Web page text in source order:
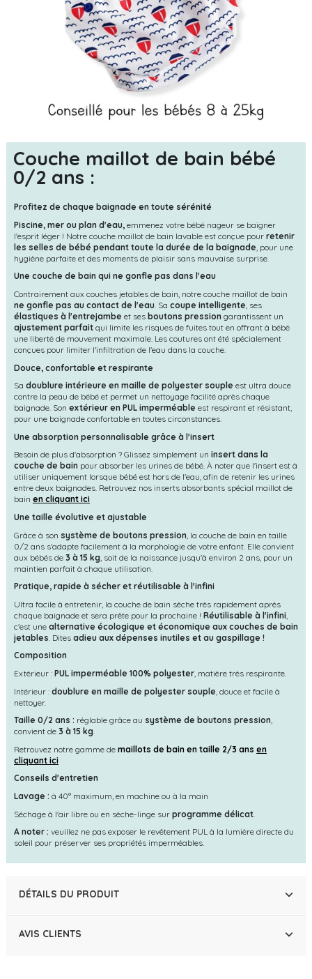
Couche maillot de bain bébé
0/2 ans :
Profitez de chaque baignade en toute sérénité
Piscine, mer ou plan d'eau, emmenez votre bébé nageur se baigner
l'esprit léger ! Notre couche maillot de bain lavable est conçue pour retenir
les selles de bébé pendant toute la durée de la baignade , pour une
hygiène parfaite et des moments de plaisir sans mauvaise surprise.
Une couche de bain qui ne gonfle pas dans l'eau
Contrairement aux couches jetables de bain, notre couche maillot de bain
ne gonfle pas au contact de l'eau. Sa coupe intelligente, ses
élastiques à l'entrejambe et ses boutons pression garantissent un
ajustement parfait qui limite les risques de fuites tout en offrant à bébé
une liberté de mouvement maximale. Les coutures ont été spécialement
conçues pour limiter l'infiltration de l'eau dans la couche.
Douce, confortable et respirante
Sa doublure intérieure en maille de polyester souple est ultra douce
contre la peau de bébé et permet un nettoyage facilité après chaque
baignade. Son extérieur en PUL imperméable est respirant et résistant,
pour une baignade confortable en toutes circonstances.
Une absorption personnalisable grâce à l'insert
Besoin de plus d'absorption ? Glissez simplement un insert dans la
couche de bain pour absorber les urines de bébé. À noter que l'insert est à
utiliser uniquement lorsque bébé est hors de l'eau, afin de retenir les urines
entre deux baignades. Retrouvez nos inserts absorbants spécial maillot de
bain en cliquant ici
Une taille évolutive et ajustable
Grâce à son système de boutons pression , la couche de bain en taille
0/2 ans s'adapte facilement à la morphologie de votre enfant. Elle convient
aux bébés de 3 à 15 kg , soit de la naissance jusqu'à environ 2 ans, pour un
maintien parfait à chaque utilisation.
Pratique, rapide à sécher et réutilisable à l'infini
Ultra facile à entretenir, la couche de bain sèche très rapidement après
chaque baignade et sera prête pour la prochaine ! Réutilisable à l'infini
c'est une alternative écologique et économique aux couches de bain
jetables . Dites adieu aux dépenses inutiles et au gaspillage !
Composition
Extérieur : PUL imperméable 100% polyester , matière très respirante.
Intérieur : doublure en maille de polyester souple , douce et facile à
nettoyer.
Taille 0/2 ans : réglable grâce au système de boutons pression,
convient de 3 à 15 kg.
Retrouvez notre gamme de maillots de bain en taille 2/3 ans en
cliquant ici
Conseils d'entretien
Lavage : à 40° maximum, en machine ou à la main
Séchage à l'air libre ou en sèche-linge sur programme délicat
A noter : veuillez ne pas exposer le revêtement PUL à la lumière directe du
soleil pour préserver ses propriétés imperméables.
DÉTAILS DU PRODUIT
AVIS CLIENTS